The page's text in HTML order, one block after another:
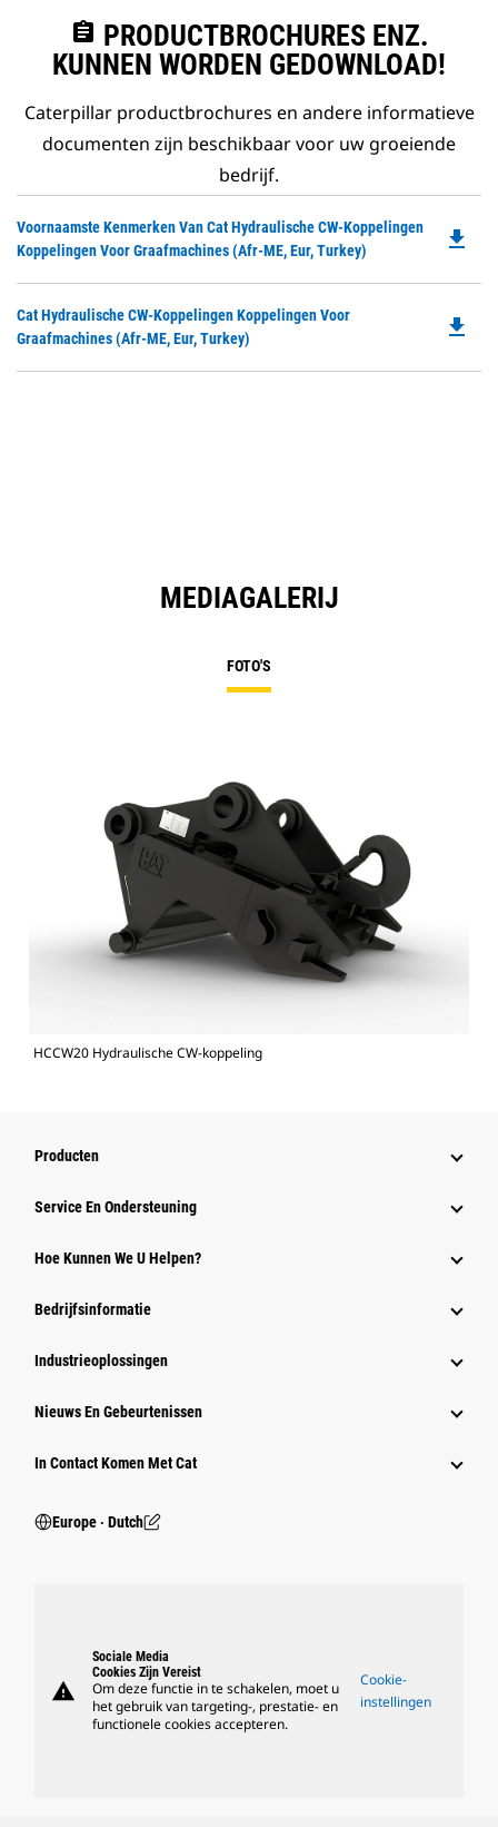
assignment PRODUCTBROCHURES ENZ.
KUNNEN WORDEN GEDOWNLOAD!
Caterpillar productbrochures en andere informatieve
documenten zijn beschikbaar voor uw groeiende
bedrijf.
Voornaamste Kenmerken Van Cat Hydraulische CW-Koppelingen
Koppelingen Voor Graafmachines (Afr-ME, Eur, Turkey)
file_download
Cat Hydraulische CW-Koppelingen Koppelingen Voor
Graafmachines (Afr-ME, Eur, Turkey)
file_download
MEDIAGALERIJ
FOTO'S
HCCW20 Hydraulische CW-koppeling
Producten
Service En Ondersteuning
Hoe Kunnen We U Helpen?
Bedrijfsinformatie
Industrieoplossingen
Nieuws En Gebeurtenissen
In Contact Komen Met Cat
Europe ‧ Dutch
warning
Sociale Media
Cookies Zijn Vereist
Om deze functie in te schakelen, moet u
het gebruik van targeting-, prestatie- en
functionele cookies accepteren.
Cookie-
instellingen